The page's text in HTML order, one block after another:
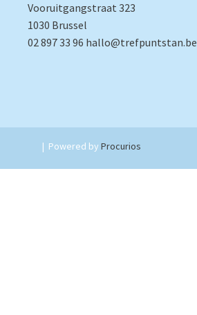
Vooruitgangstraat 323
1030 Brussel
02 897 33 96 hallo@trefpuntstan.be
| Powered by Procurios